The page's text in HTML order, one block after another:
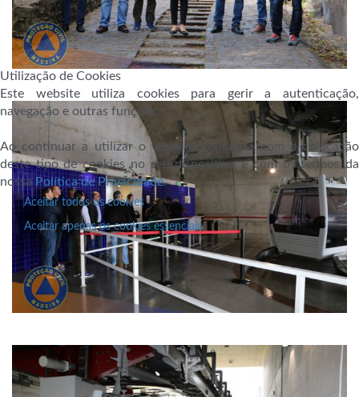
Utilização de Cookies
Este website utiliza cookies para gerir a autenticação,
navegação e outras funções.
Ao continuar a utilizar o website concorda com a colocação
deste tipo de cookies no seu dispositivo e com os termos da
nossa Política de Privacidade.
Aceitar todos os cookies
Aceitar apenas os cookies essenciais